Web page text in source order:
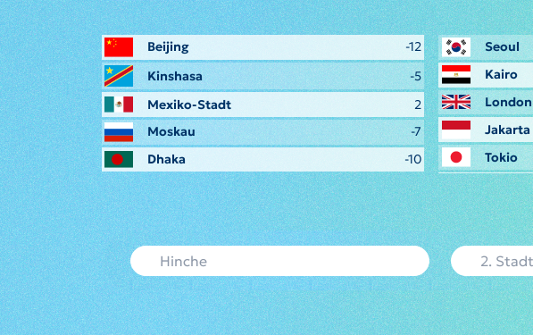
Beijing
-12
Kinshasa
-5
Mexiko-Stadt
2
Moskau
-7
Dhaka
-10
Seoul
Kairo
London
Jakarta
Tokio